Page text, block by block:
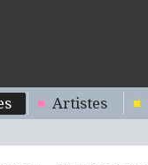
Artistes